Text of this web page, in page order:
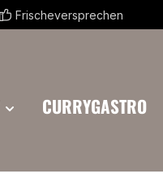
Frischeversprechen
CURRYGASTRO